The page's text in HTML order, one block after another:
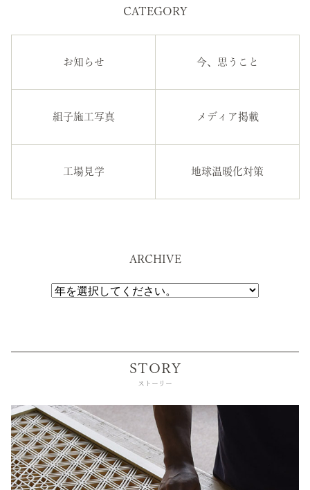
CATEGORY
お知らせ 今、思うこと
組子施工写真 メディア掲載
工場見学 地球温暖化対策
ARCHIVE
STORY
ストーリー